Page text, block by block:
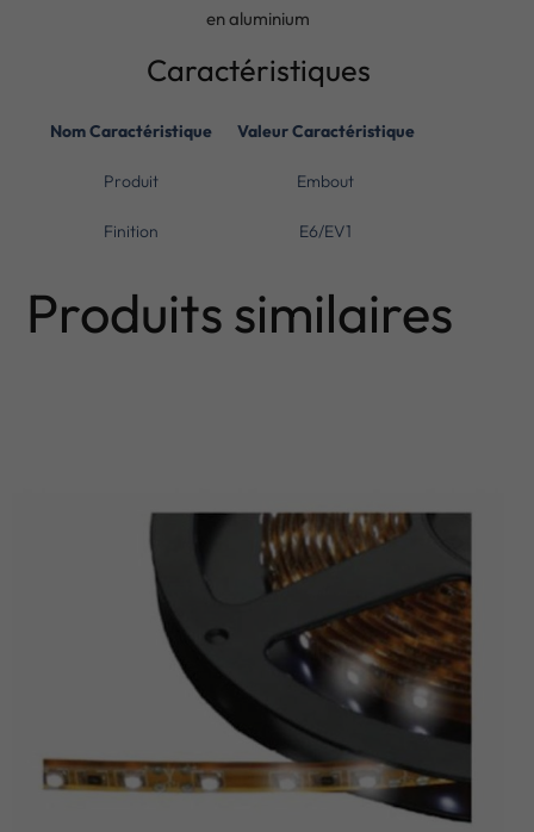
en aluminium
Caractéristiques
Nom Caractéristique Valeur Caractéristique
Produit Embout
Finition E6/EV1
Produits similaires